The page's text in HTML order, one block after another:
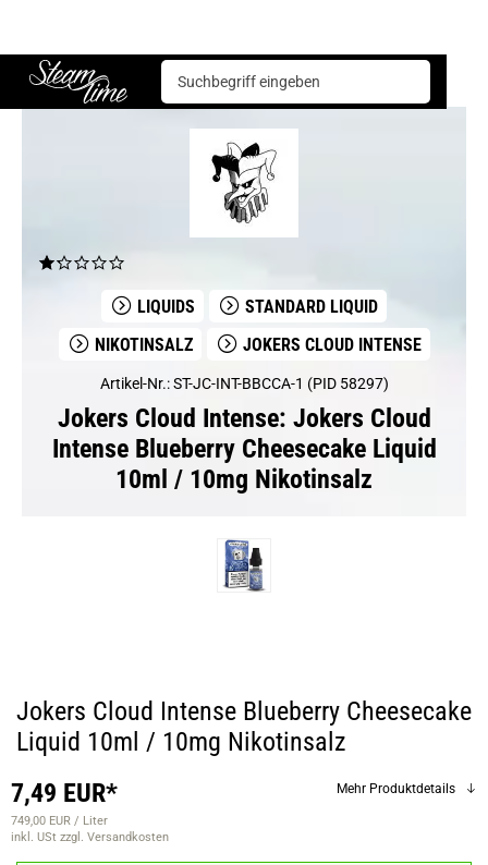
Steam time
Jokers Cloud Intense Jokers Cloud Intense Blueberry Cheesecake Liquid 10ml / 10mg Nikotinsalz
LIQUIDS
STANDARD LIQUID
NIKOTINSALZ
JOKERS CLOUD INTENSE
Artikel-Nr.: ST-JC-INT-BBCCA-1 (PID 58297)
Jokers Cloud Intense: Jokers Cloud
Intense Blueberry Cheesecake Liquid
10ml / 10mg Nikotinsalz
Jokers Cloud Intense Blueberry Cheesecake
Liquid 10ml / 10mg Nikotinsalz
7,49 EUR*
749,00 EUR / Liter
inkl. USt zzgl. Versandkosten
Mehr Produktdetails